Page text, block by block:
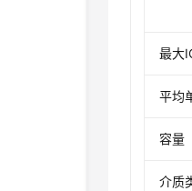
最大
平均
容量
介质